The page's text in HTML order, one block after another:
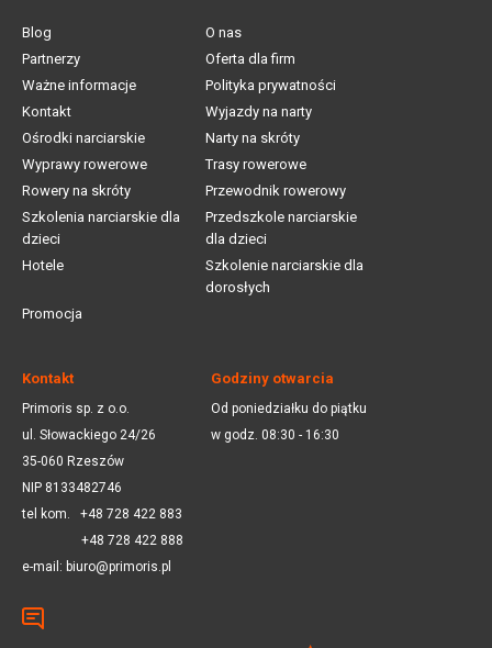
Blog
O nas
Partnerzy
Oferta dla firm
Ważne informacje
Polityka prywatności
Kontakt
Wyjazdy na narty
Ośrodki narciarskie
Narty na skróty
Wyprawy rowerowe
Trasy rowerowe
Rowery na skróty
Przewodnik rowerowy
Szkolenia narciarskie dla
dzieci
Przedszkole narciarskie
dla dzieci
Hotele
Szkolenie narciarskie dla
dorosłych
Promocja
Kontakt
Primoris sp. z o.o.
ul. Słowackiego 24/26
35-060 Rzeszów
NIP 8133482746
tel kom. +48 728 422 883
+48 728 422 888
e-mail: biuro@primoris.pl
Godziny otwarcia
Od poniedziałku do piątku
w godz. 08:30 - 16:30